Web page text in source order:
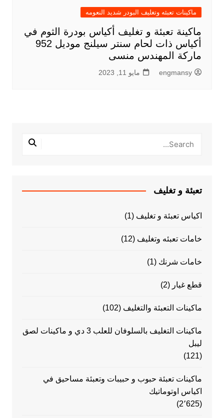
ماكينات تعبئه وتغليف البودر شديد النعومه
ماكينة تعبئة و تغليف أكياس بودرة الثوم في
أكياس ذات لحام سنتر سيلنج موديل 952
ماركة المهندس منسى
engmansy مايو 11, 2023
تعبئة و تغليف
اكياس تعبئة و تغليف (1)
خامات تعبئه وتغليف (12)
خامات شرنك (1)
قطع غيار (2)
ماكينات التعبئة والتغليف (102)
ماكينات التغليف بالسلوفان للعلب 3 دي و ماكينات لصق
ليبل
(121)
ماكينات تعبئة حبوب و حبيبات وتعبئة مساحيق في
اكياس اوتوماتيك
(2٬625)